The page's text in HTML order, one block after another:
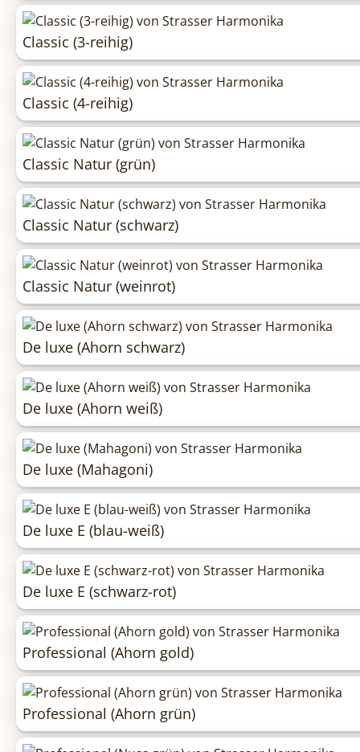
Classic (3-reihig)
Classic (4-reihig)
Classic Natur (grün)
Classic Natur (schwarz)
Classic Natur (weinrot)
De luxe (Ahorn schwarz)
De luxe (Ahorn weiß)
De luxe (Mahagoni)
De luxe E (blau-weiß)
De luxe E (schwarz-rot)
Professional (Ahorn gold)
Professional (Ahorn grün)